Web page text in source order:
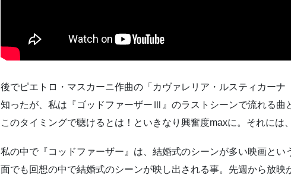
後でピエトロ・マスカーニ作曲の「カヴァレリア・ルスティカーナ
知ったが、私は『ゴッドファーザーⅢ』のラストシーンで流れる曲
このタイミングで聴けるとは！といきなり興奮度maxに。それには
私の中で『コッドファーザー』は、結婚式のシーンが多い映画とい
面でも回想の中で結婚式のシーンが映し出される事。先週から放映